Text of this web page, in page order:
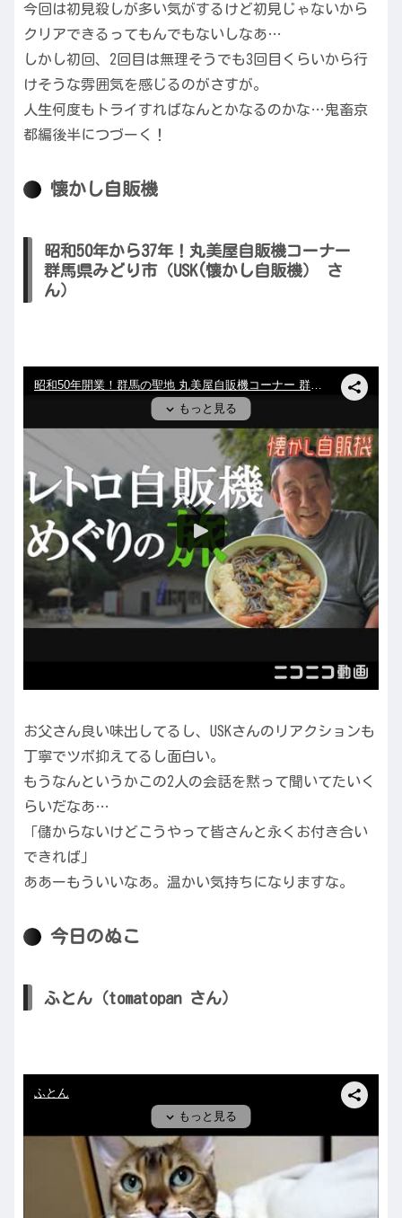
今回は初見殺しが多い気がするけど初見じゃないから
クリアできるってもんでもないしなあ…
しかし初回、2回目は無理そうでも3回目くらいから行
けそうな雰囲気を感じるのがさすが。
人生何度もトライすればなんとかなるのかな…鬼畜京
都編後半につづーく！
懐かし自販機
昭和50年から37年！丸美屋自販機コーナー
群馬県みどり市（USK(懐かし自販機） さ
ん）
お父さん良い味出してるし、USKさんのリアクションも
丁寧でツボ抑えてるし面白い。
もうなんというかこの2人の会話を黙って聞いてたいく
らいだなあ…
「儲からないけどこうやって皆さんと永くお付き合い
できれば」
ああーもういいなあ。温かい気持ちになりますな。
今日のぬこ
ふとん（tomatopan さん）